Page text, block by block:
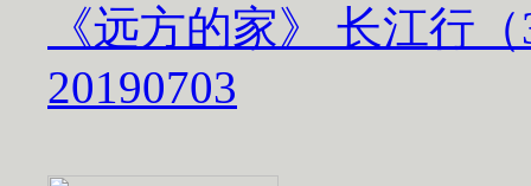
《远方的家》 长江行
20190703